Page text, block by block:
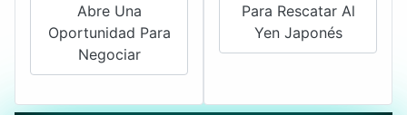
Abre Una
Oportunidad Para
Negociar
Para Rescatar Al
Yen Japonés